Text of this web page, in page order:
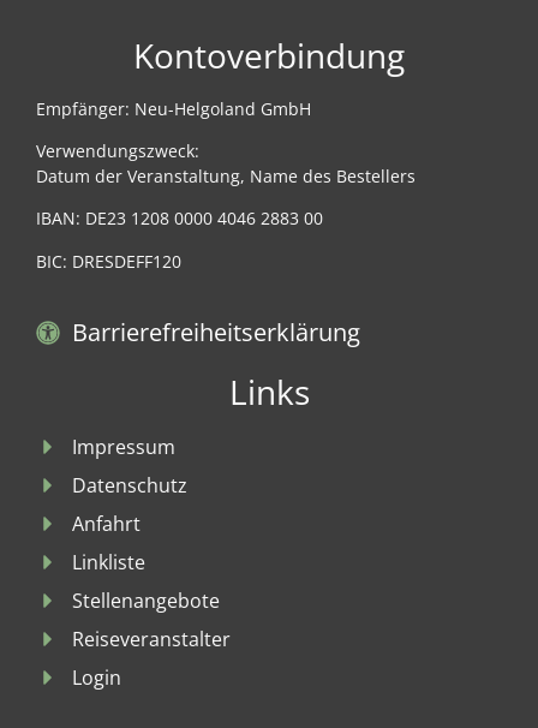
Kontoverbindung
Empfänger: Neu-Helgoland GmbH
Verwendungszweck:
Datum der Veranstaltung, Name des Bestellers
IBAN: DE23 1208 0000 4046 2883 00
BIC: DRESDEFF120
Barrierefreiheitserklärung
Links
Impressum
Datenschutz
Anfahrt
Linkliste
Stellenangebote
Reiseveranstalter
Login